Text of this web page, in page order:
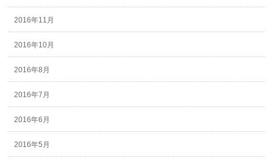
2016年11月
2016年10月
2016年8月
2016年7月
2016年6月
2016年5月